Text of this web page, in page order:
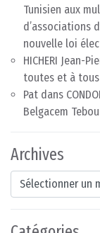
Tunisien aux
d’associations
nouvelle loi
HICHERI Jean-
toutes et à tous
Pat dans
Belgacem
Archives
Archives